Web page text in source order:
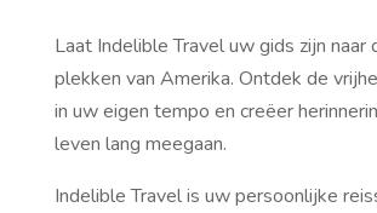
Laat Indelible Travel uw gids zijn naar
plekken van Amerika. Ontdek de
in uw eigen tempo en creëer
leven lang meegaan.
Indelible Travel is uw persoonlijke